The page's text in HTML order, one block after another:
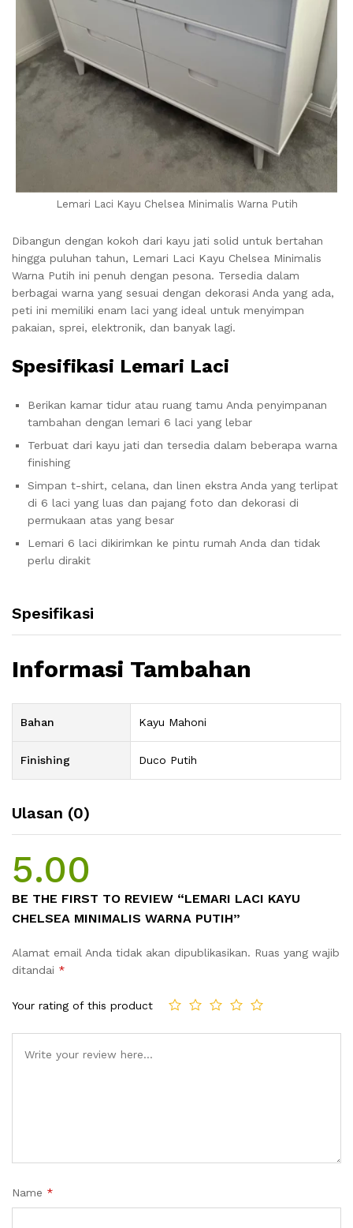
Lemari Laci Kayu Chelsea Minimalis Warna Putih
Dibangun dengan kokoh dari kayu jati solid untuk bertahan
hingga puluhan tahun, Lemari Laci Kayu Chelsea Minimalis
Warna Putih ini penuh dengan pesona. Tersedia dalam
berbagai warna yang sesuai dengan dekorasi Anda yang ada,
peti ini memiliki enam laci yang ideal untuk menyimpan
pakaian, sprei, elektronik, dan banyak lagi.
Spesifikasi Lemari Laci
Berikan kamar tidur atau ruang tamu Anda penyimpanan
tambahan dengan lemari 6 laci yang lebar
Terbuat dari kayu jati dan tersedia dalam beberapa warna
finishing
Simpan t-shirt, celana, dan linen ekstra Anda yang terlipat
di 6 laci yang luas dan pajang foto dan dekorasi di
permukaan atas yang besar
Lemari 6 laci dikirimkan ke pintu rumah Anda dan tidak
perlu dirakit
Spesifikasi
Informasi Tambahan
Bahan Kayu Mahoni
Finishing Duco Putih
Ulasan (0)
5.00
BE THE FIRST TO REVIEW “LEMARI LACI KAYU
CHELSEA MINIMALIS WARNA PUTIH”
Alamat email Anda tidak akan dipublikasikan. Ruas yang wajib
ditandai *
Your rating of this product
Name *